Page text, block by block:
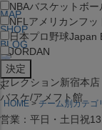
MAP
SHOP
BLOG
セレクション新宿本店
バスケ/アメフト館
営業：平日・土日祝
NBAバスケットボー
NFL アメリカンフッ
日本プロ野球Japan
JORDAN
x
HOME チーム別カテゴ